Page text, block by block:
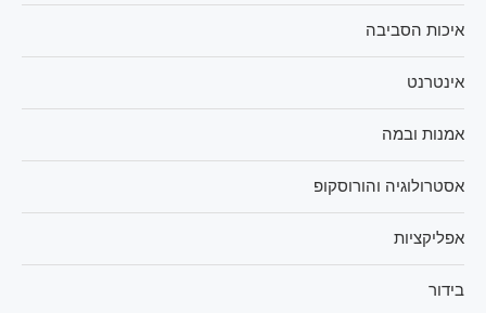
איכות הסביבה
אינטרנט
אמנות ובמה
אסטרולוגיה והורוסקופ
אפליקציות
בידור